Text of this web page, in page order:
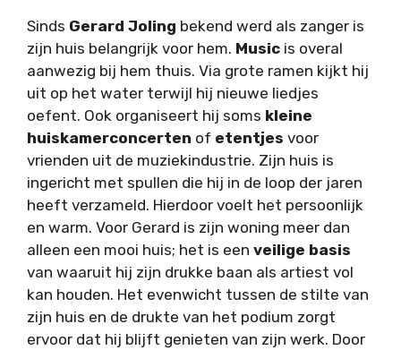
Sinds Gerard Joling bekend werd als zanger is
zijn huis belangrijk voor hem. Music is overal
aanwezig bij hem thuis. Via grote ramen kijkt hij
uit op het water terwijl hij nieuwe liedjes
oefent. Ook organiseert hij soms kleine
huiskamerconcerten of etentjes voor
vrienden uit de muziekindustrie. Zijn huis is
ingericht met spullen die hij in de loop der jaren
heeft verzameld. Hierdoor voelt het persoonlijk
en warm. Voor Gerard is zijn woning meer dan
alleen een mooi huis; het is een veilige basis
van waaruit hij zijn drukke baan als artiest vol
kan houden. Het evenwicht tussen de stilte van
zijn huis en de drukte van het podium zorgt
ervoor dat hij blijft genieten van zijn werk. Door